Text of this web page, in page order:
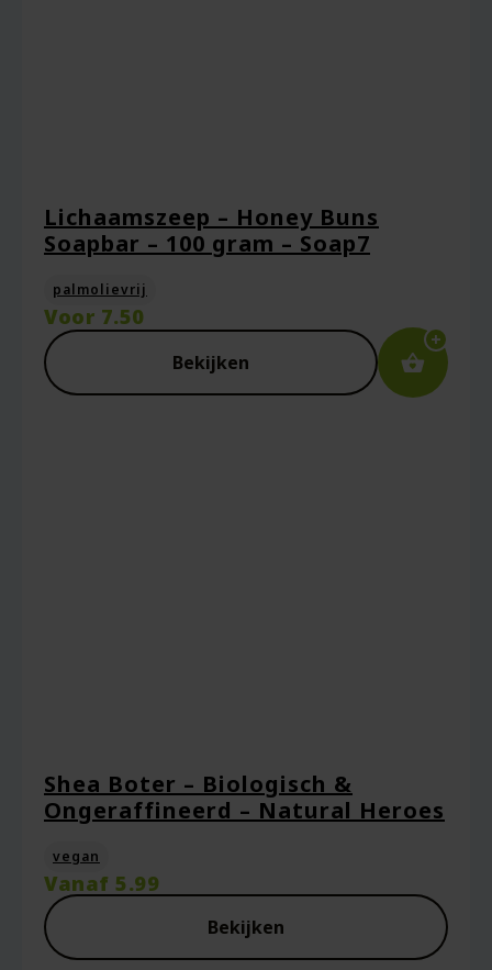
Naam*
Lichaamszeep – Honey Buns
Soapbar – 100 gram – Soap7
palmolievrij
Voor 7.50
Bekijken
Shea Boter – Biologisch &
Ongeraffineerd – Natural Heroes
vegan
Vanaf5.99
Bekijken